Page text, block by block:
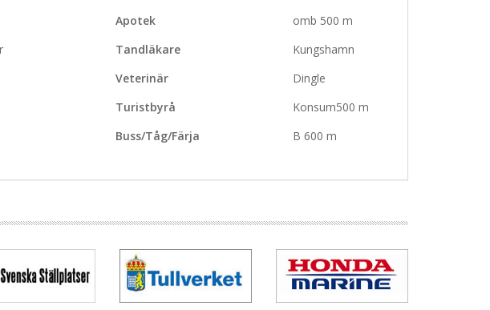
Apotek
omb 500 m
Tandläkare
Kungshamn
Veterinär
Dingle
Turistbyrå
Konsum500 m
Buss/Tåg/Färja
B 600 m